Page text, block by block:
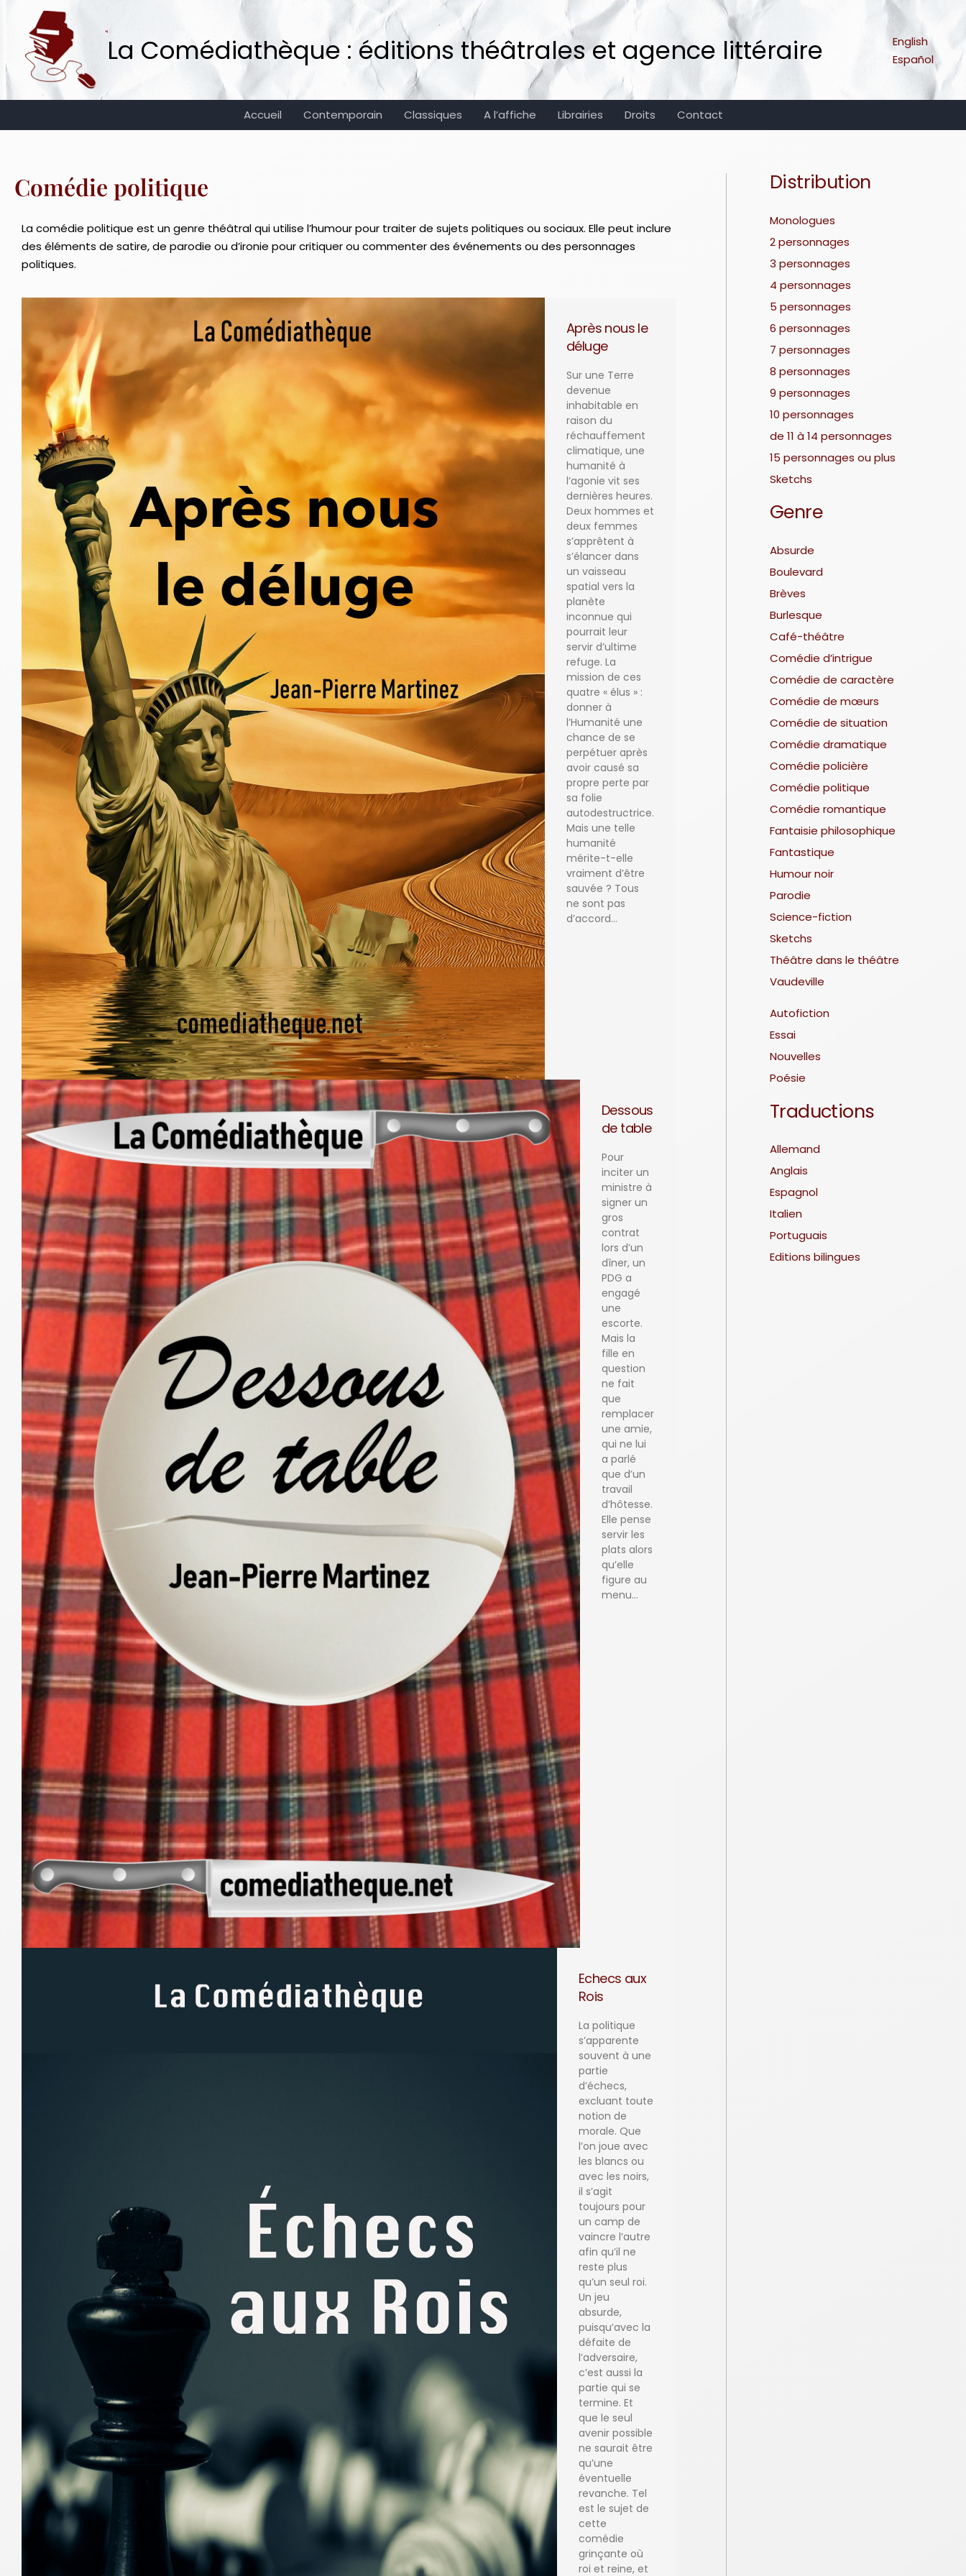
contenu
La Comédiathèque : éditions théâtrales et agence littéraire
English
Español
Accueil Contemporain Classiques A l’affiche Librairies Droits Contact
Comédie politique
La comédie politique est un genre théâtral qui utilise l’humour pour traiter de sujets politiques ou sociaux. Elle peut inclure
des éléments de satire, de parodie ou d’ironie pour critiquer ou commenter des événements ou des personnages
politiques.
Après nous le
déluge
Sur une Terre
devenue
inhabitable en
raison du
réchauffement
climatique, une
humanité à
l’agonie vit ses
dernières heures.
Deux hommes et
deux femmes
s’apprêtent à
s’élancer dans
un vaisseau
spatial vers la
planète
inconnue qui
pourrait leur
servir d’ultime
refuge. La
mission de ces
quatre « élus » :
donner à
l’Humanité une
chance de se
perpétuer après
avoir causé sa
propre perte par
sa folie
autodestructrice.
Mais une telle
humanité
mérite-t-elle
vraiment d’être
sauvée ? Tous
ne sont pas
d’accord…
Dessous
de table
Pour
inciter un
ministre à
signer un
gros
contrat
lors d’un
dîner, un
PDG a
engagé
une
escorte.
Mais la
fille en
question
ne fait
que
remplacer
une amie,
qui ne lui
a parlé
que d’un
travail
d’hôtesse.
Elle pense
servir les
plats alors
qu’elle
figure au
menu…
Echecs aux
Rois
La politique
s’apparente
souvent à une
partie
d’échecs,
excluant toute
notion de
morale. Que
l’on joue avec
les blancs ou
avec les noirs,
il s’agit
toujours pour
un camp de
vaincre l’autre
afin qu’il ne
reste plus
qu’un seul roi.
Un jeu
absurde,
puisqu’avec la
défaite de
l’adversaire,
c’est aussi la
partie qui se
termine. Et
que le seul
avenir possible
ne saurait être
qu’une
éventuelle
revanche. Tel
est le sujet de
cette
comédie
grinçante où
roi et reine, et
Distribution
Monologues
2 personnages
3 personnages
4 personnages
5 personnages
6 personnages
7 personnages
8 personnages
9 personnages
10 personnages
de 11 à 14 personnages
15 personnages ou plus
Sketchs
Genre
Absurde
Boulevard
Brèves
Burlesque
Café-théâtre
Comédie d’intrigue
Comédie de caractère
Comédie de mœurs
Comédie de situation
Comédie dramatique
Comédie policière
Comédie politique
Comédie romantique
Fantaisie philosophique
Fantastique
Humour noir
Parodie
Science-fiction
Sketchs
Théâtre dans le théâtre
Vaudeville
Autofiction
Essai
Nouvelles
Poésie
Traductions
Allemand
Anglais
Espagnol
Italien
Portuguais
Editions bilingues